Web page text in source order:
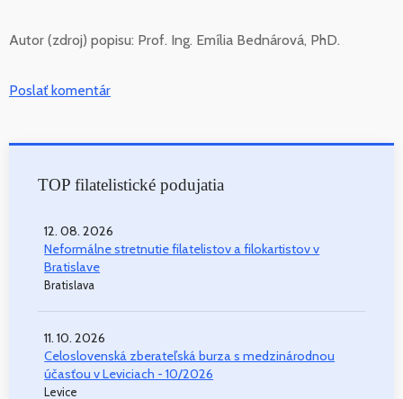
Autor (zdroj) popisu: Prof. Ing. Emília Bednárová, PhD.
Poslať komentár
TOP filatelistické podujatia
12. 08. 2026
Neformálne stretnutie filatelistov a filokartistov v
Bratislave
Bratislava
11. 10. 2026
Celoslovenská zberateľská burza s medzinárodnou
účasťou v Leviciach - 10/2026
Levice